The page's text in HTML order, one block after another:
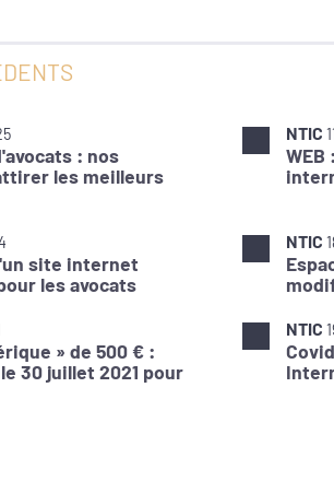
: nos
les meilleurs
NTIC
site internet
les avocats
NTIC
» de 500 € :
30 juillet 2021 pour
NTIC